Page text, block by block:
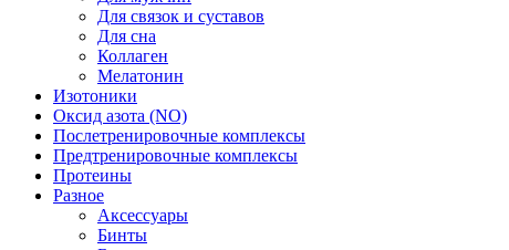
Для связок и суставов
Для сна
Коллаген
Мелатонин
Изотоники
Оксид азота (NO)
Послетренировочные комплексы
Предтренировочные комплексы
Протеины
Разное
Аксессуары
Бинты